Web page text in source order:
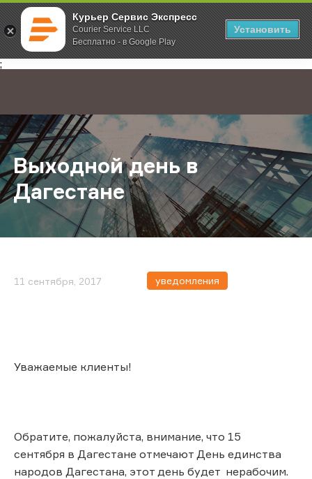
Курьер Сервис Экспресс
Courier Service LLC
Бесплатно - в Google Play
Установить
;
Главная О компании Новости Выходной день в Дагестане
Выходной день в
Дагестане
11 сентября, 2017 уведомления
Уважаемые клиенты!
Обратите, пожалуйста, внимание, что 15
сентября в Дагестане отмечают День единства
народов Дагестана, этот день будет нерабочим.